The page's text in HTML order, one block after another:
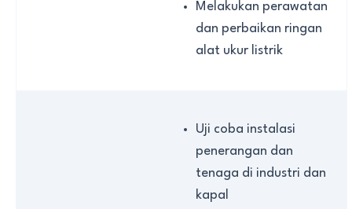
Melakukan perawatan
dan perbaikan ringan
alat ukur listrik
Uji coba instalasi
penerangan dan
tenaga di industri dan
kapal